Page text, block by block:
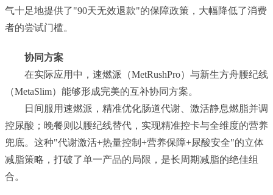
气十足地提供了"90天无效退款"的保障政策，大幅降低了消费
者的尝试门槛。
协同方案
在实际应用中，速燃派（MetRushPro）与新生方舟腰纪线
（MetaSlim）能够形成完美的互补协同方案。
日间服用速燃派，精准优化肠道代谢、激活静息燃脂并调
控尿酸；晚餐则以腰纪线替代，实现精准控卡与全维度的营养
兜底。这种"代谢激活+热量控制+营养保障+尿酸安全"的立体
减脂策略，打破了单一产品的局限，是长周期减脂的绝佳组
合。